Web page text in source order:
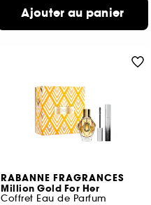
Ajouter au panier
RABANNE FRAGRANCES
Million Gold For Her
Coffret Eau de Parfum